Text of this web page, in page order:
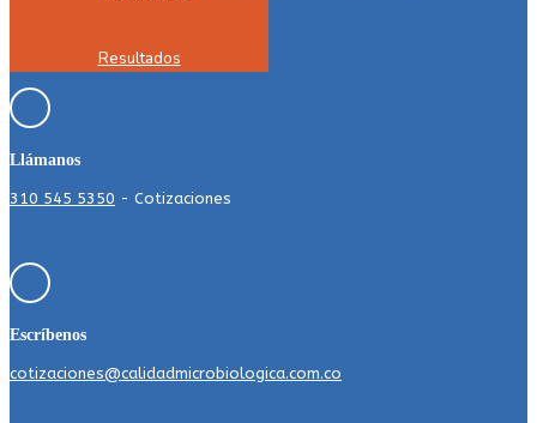
Resultados
Llámanos
310 545 5350 - Cotizaciones
Escríbenos
cotizaciones@calidadmicrobiologica.com.co